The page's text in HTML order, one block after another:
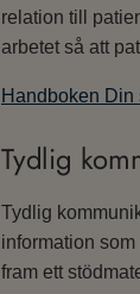
relation till
arbetet så att
Handboken
Tydlig
Tydlig
information
fram ett